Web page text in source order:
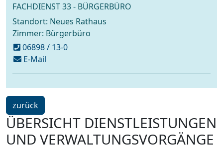
FACHDIENST 33 - BÜRGERBÜRO
Standort: Neues Rathaus
Zimmer: Bürgerbüro
06898 / 13-0
E-Mailschreiben
an
ein
Schritt
zurück
ÜBERSICHT DIENSTLEISTUNGEN
UND VERWALTUNGSVORGÄNGE